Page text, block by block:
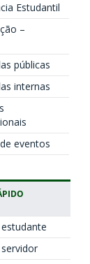
Estudantil
–
públicas
internas
eventos